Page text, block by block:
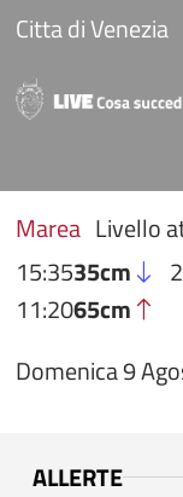
Salta al
Citta di Venezia
Marea Livello
15:3535cm
11:2065cm
Domenica 9
ALLERTE